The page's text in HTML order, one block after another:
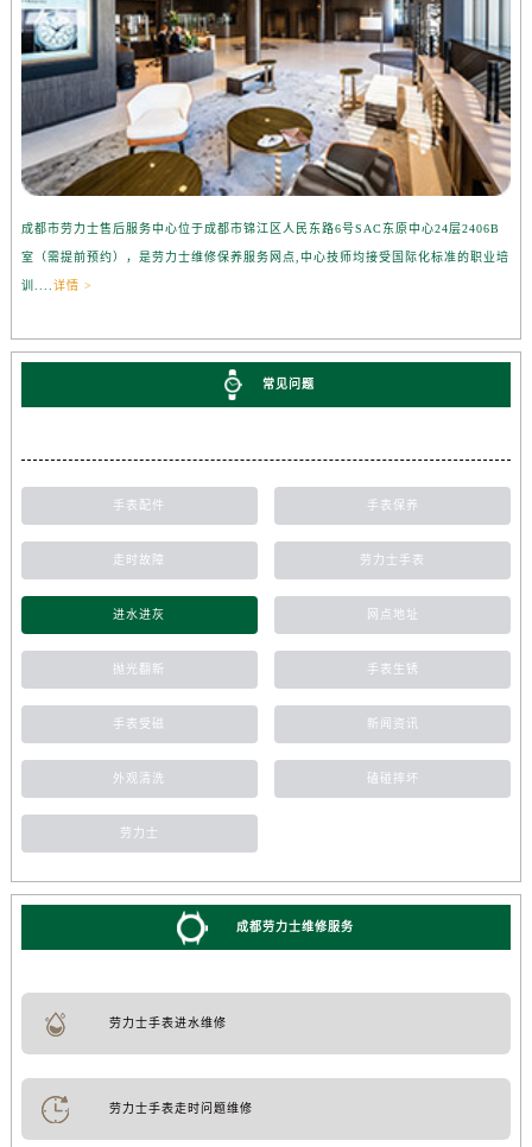
成都市劳力士售后服务中心位于成都市锦江区人民东路6号SAC东原中心24层2406B
室（需提前预约），是劳力士维修保养服务网点,中心技师均接受国际化标准的职业培
训.... 详情 >
常见问题
手表配件 手表保养
走时故障 劳力士手表
进水进灰 网点地址
抛光翻新 手表生锈
手表受磁 新闻资讯
外观清洗 磕碰摔坏
劳力士
成都劳力士维修服务
劳力士手表进水维修
劳力士手表走时问题维修